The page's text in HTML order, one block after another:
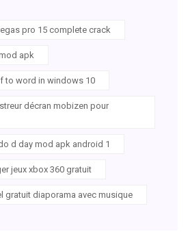
pro 15 complete crack
apk
to word in windows 10
décran mobizen pour
d day mod apk android 1
jeux xbox 360 gratuit
gratuit diaporama avec musique